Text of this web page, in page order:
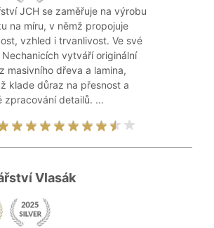
JCH se zaměřuje na výrobu
na míru, v němž propojuje
vzhled i trvanlivost. Ve své
vytváří originální
masivního dřeva a lamina,
klade důraz na přesnost a
zpracování detailů. ...
Vlasák